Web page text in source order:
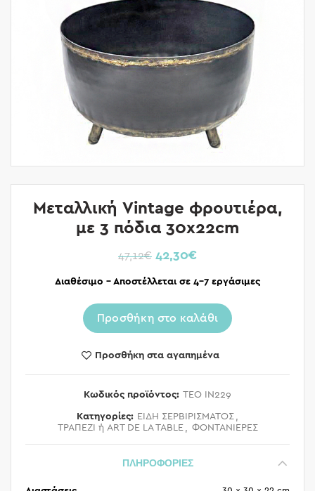
Μεταλλική Vintage φρουτιέρα,
με 3 πόδια 30x22cm
47,12€ 42,30€
Διαθέσιμο – Αποστέλλεται σε 4-7 εργάσιμες
Προσθήκη στο καλάθι
Προσθήκη στα αγαπημένα
Κωδικός προϊόντος: TEO IN229
Κατηγορίες: ΕΙΔΗ ΣΕΡΒΙΡΙΣΜΑΤΟΣ ,
ΤΡΑΠΕΖΙ ή ART DE LA TABLE , ΦΟΝΤΑΝΙΕΡΕΣ
ΠΛΗΡΟΦΟΡΙΕΣ